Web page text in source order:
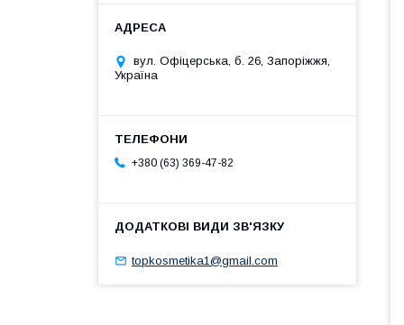
вул. Офіцерська, б. 26, Запоріжжя,
Україна
+380 (63) 369-47-82
topkosmetika1@gmail.com